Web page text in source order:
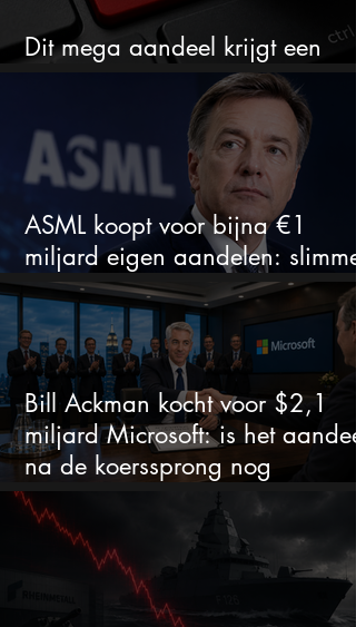
Dit mega aandeel krijgt een
zeldzaam verkoopadvies
ASML koopt voor bijna €1
miljard eigen aandelen: slimme
zet of dure timing?
Bill Ackman kocht voor $2,1
miljard Microsoft: is het aandeel
na de koerssprong nog
aantrekkelijk?